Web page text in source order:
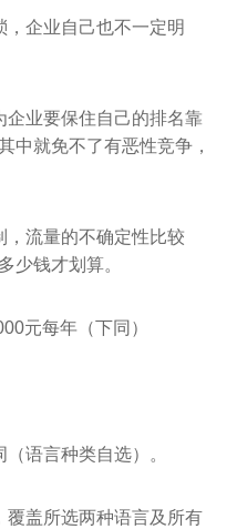
企业自己也不一定明
企业要保住自己的排名靠
中就免不了有恶性竞争，
流量的不确定性比较
少钱才划算。
元每年（下同）
语言种类自选）。
覆盖所选两种语言及所有